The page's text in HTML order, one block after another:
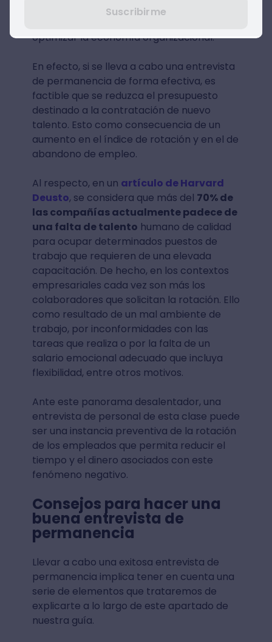
Por otro lado, las entrevistas de
optimizar la economía organizacional.
En efecto, si se lleva a cabo una entrevista
de permanencia de forma efectiva, es
factible que se reduzca el presupuesto
destinado a la contratación de nuevo
talento. Esto como consecuencia de un
aumento en el índice de rotación y en el de
abandono de empleo.
Al respecto, en un artículo de Harvard
Deusto, se considera que más del 70% de
las compañías actualmente padece de
una falta de talento humano de calidad
para ocupar determinados puestos de
trabajo que requieren de una elevada
capacitación. De hecho, en los contextos
empresariales cada vez son más los
colaboradores que solicitan la rotación. Ello
como resultado de un mal ambiente de
trabajo, por inconformidades con las
tareas que realiza o por la falta de un
salario emocional adecuado que incluya
flexibilidad, entre otros motivos.
Ante este panorama desalentador, una
entrevista de personal de esta clase puede
ser una instancia preventiva de la rotación
de los empleados que permita reducir el
tiempo y el dinero asociados con este
fenómeno negativo.
Consejos para hacer una
buena entrevista de
permanencia
Llevar a cabo una exitosa entrevista de
permanencia implica tener en cuenta una
serie de elementos que trataremos de
explicarte a lo largo de este apartado de
nuestra guía.
Suscribirme